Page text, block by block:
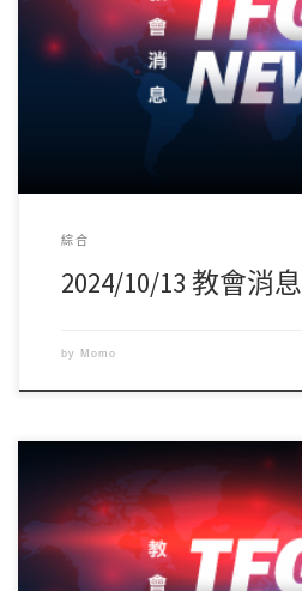
綜合
2024/10/13 教會消息
by Momo